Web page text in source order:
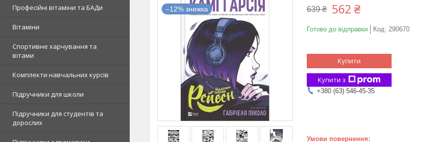
Професійні вітаміни та БАДи
Вітаміни
Спортивне харчування та
вітами
Комплекти навчальних курсів
Підручники для школи
Підручники для студентів та
дорослих
–12% 639 ₴ 562 ₴
Готово до відправки Код: 290670
Купити
Купити з
+380 (63) 546-45-35